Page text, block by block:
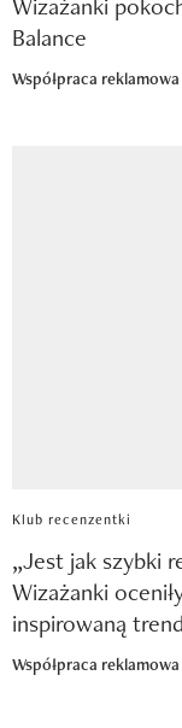
Balance
Współpraca reklamowa
Klub recenzentki
„Jest jak szybki
Wizażanki
inspirowaną
Współpraca reklamowa